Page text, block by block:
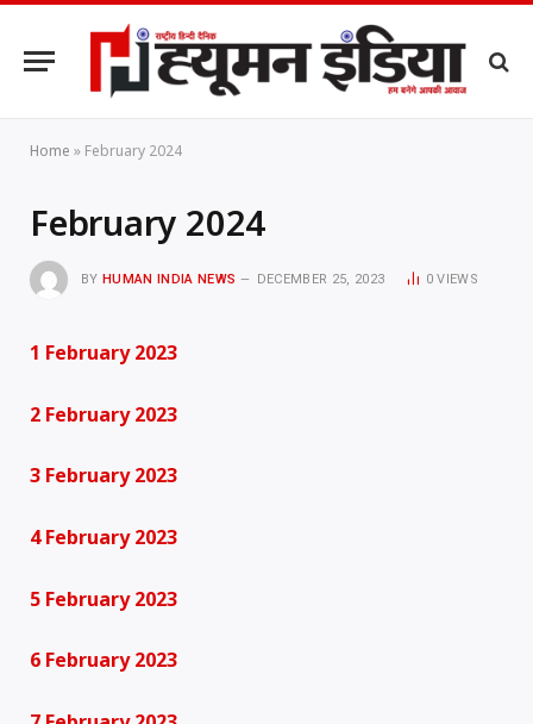
Home » February 2024
February 2024
BY HUMAN INDIA NEWS DECEMBER 25, 2023 0VIEWS
1 February 2023
2 February 2023
3 February 2023
4 February 2023
5 February 2023
6 February 2023